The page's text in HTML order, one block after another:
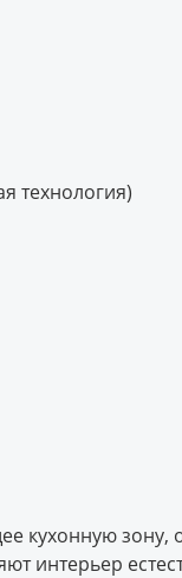
технология)
кухонную зону,
интерьер